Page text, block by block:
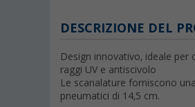
DESCRIZIONE DEL
Design innovativo, ideale per
raggi UV e antiscivolo
Le scanalature forniscono
pneumatici di 14,5 cm.